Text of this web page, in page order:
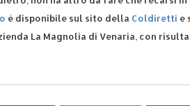
è disponibile sul sito della Coldiretti e
La Magnolia di Venaria, con